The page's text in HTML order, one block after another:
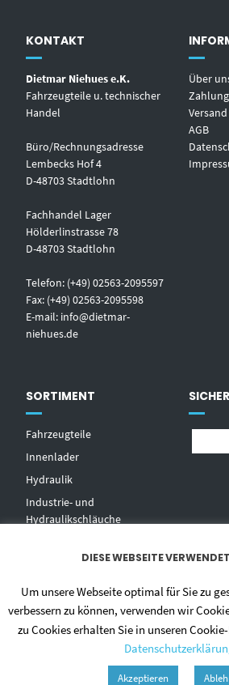
KONTAKT
Dietmar Niehues e.K.
Fahrzeugteile u. technischer
Handel
Büro/Rechnungsadresse
Lembecks Hof 4
D-48703 Stadtlohn
Fachhandel Lager
Hölderlinstrasse 78
D-48703 Stadtlohn
Telefon: (+49) 02563-2095597
Fax: (+49) 02563-2095598
E-mail: info@dietmar-
niehues.de
Über
AGB
SORTIMENT
Fahrzeugteile
Innenlader
Hydraulik
Industrie- und
Hydraulikschläuche
Zentralschmierungen
Hochdruckwaschgeräte und
DIESE WEBSEITE
Um unsere Webseite optimal für Sie zu
verbessern zu können, verwenden wir
zu Cookies erhalten Sie in unseren
Akzeptieren